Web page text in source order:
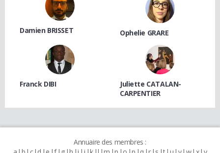
Damien BRISSET Ophelie GRARE
Franck DIBI
Juliette CATALAN-
CARPENTIER
Annuaire des membres :